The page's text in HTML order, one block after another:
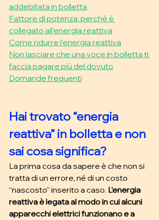
addebitata in bolletta
Fattore di potenza: perché è
collegato all’energia reattiva
Come ridurre l’energia reattiva
Non lasciare che una voce in bolletta ti
faccia pagare più del dovuto
Domande frequenti
Hai trovato “energia
reattiva” in bolletta e non
sai cosa significa?
La prima cosa da sapere è che non si
tratta di un errore, né di un costo
“nascosto” inserito a caso. L’energia
reattiva è legata al modo in cui alcuni
apparecchi elettrici funzionano e a